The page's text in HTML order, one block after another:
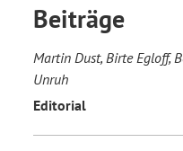
Beiträge
Martin Dust, Birte Egloff,
Unruh
Editorial